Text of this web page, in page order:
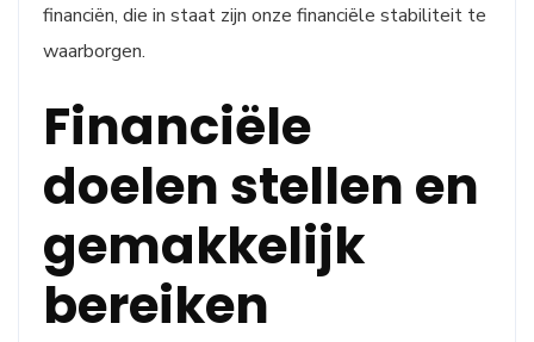
financiën, die in staat zijn onze financiële stabiliteit te
waarborgen.
Financiële
doelen stellen en
gemakkelijk
bereiken